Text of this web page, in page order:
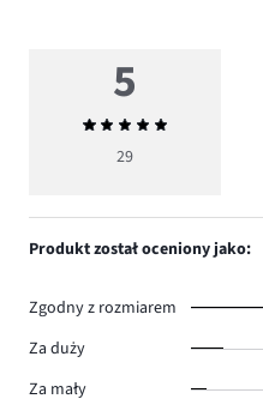
5
Średnia
ocena
29
Produkt został oceniony jako:
Zgodny z rozmiarem
Za duży
Za mały